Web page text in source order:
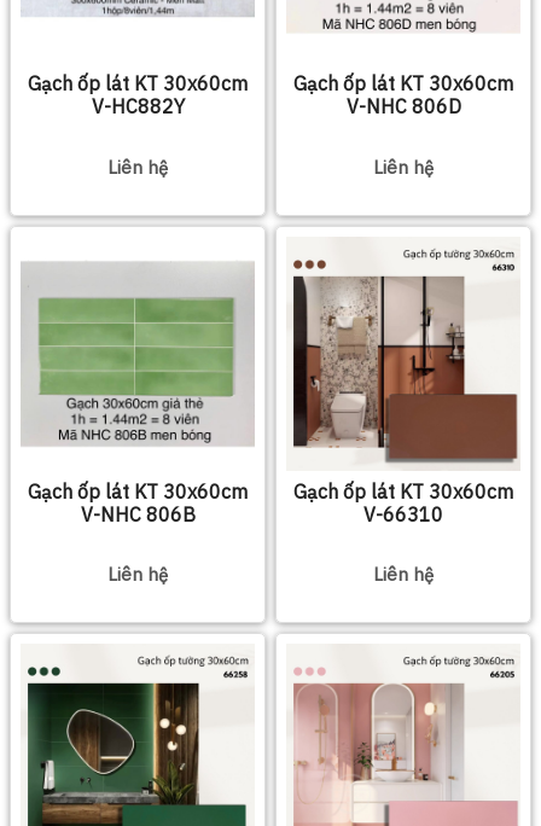
Gạch ốp lát KT 30x60cm
V-HC882Y
Liên hệ
Gạch ốp lát KT 30x60cm
V-NHC 806D
Liên hệ
Gạch ốp lát KT 30x60cm
V-NHC 806B
Liên hệ
Gạch ốp lát KT 30x60cm
V-66310
Liên hệ